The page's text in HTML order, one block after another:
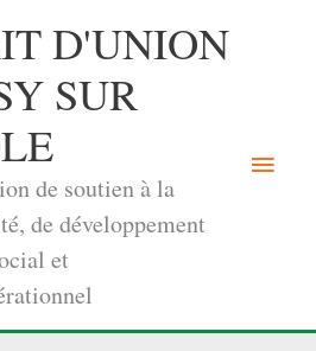
D'UNION
SUR
de soutien à la
de développement
et
Menu